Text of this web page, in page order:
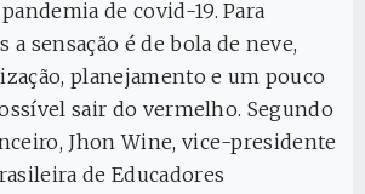
de covid-19. Para
a sensação é de bola de neve,
planejamento e um pouco
sair do vermelho. Segundo
Jhon Wine, vice-presidente
de Educadores